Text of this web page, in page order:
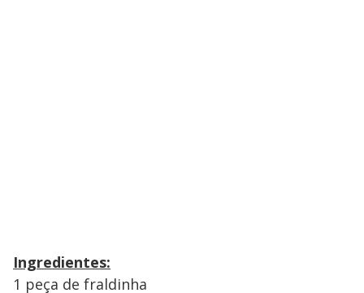
Ingredientes:
1 peça de fraldinha